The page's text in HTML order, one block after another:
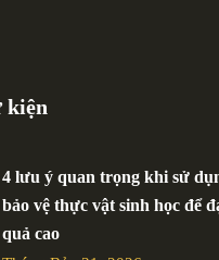
kiện
4 lưu ý quan trọng khi sử
bảo vệ thực vật sinh học để
quả cao